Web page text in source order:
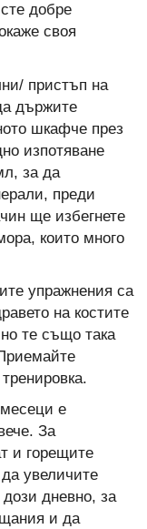
добре
своя
пристъп на
държите
шкафче през
изпотяване
за да
преди
ще избегнете
които много
упражнения са
на костите
те също така
е
За
и горещите
увеличите
дневно, за
и да